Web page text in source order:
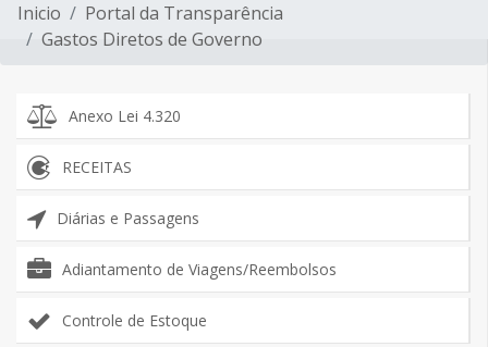
Inicio
Portal da Transparência
Gastos Diretos de Governo
Anexo Lei 4.320
RECEITAS
Diárias e Passagens
Adiantamento de Viagens/Reembolsos
Controle de Estoque